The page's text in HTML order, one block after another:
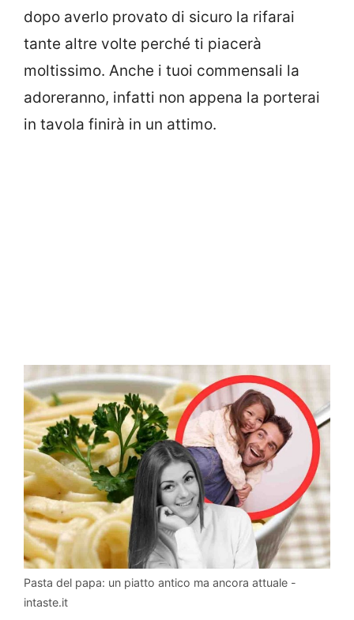
dopo averlo provato di sicuro la rifarai
tante altre volte perché ti piacerà
moltissimo. Anche i tuoi commensali la
adoreranno, infatti non appena la porterai
in tavola finirà in un attimo.
Pasta del papa: un piatto antico ma ancora attuale -
intaste.it